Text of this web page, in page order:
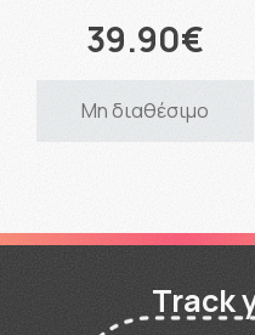
39.90€
Μη διαθέσιμο
Track